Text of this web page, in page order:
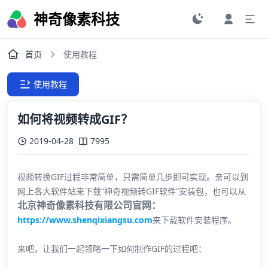
神奇像素科技
首页 使用教程
使用教程
如何将视频转成GIF？
2019-04-28 7995
视频转换GIF过程非常简单，只需简单几步即可实现。亲可以到
网上各大软件站来下载“神奇视频转GIF软件”安装包，也可以从
北京神奇像素科技有限公司官网：
https://www.shenqixiangsu.com来下载软件安装程序。
来吧，让我们一起领略一下如何制作GIF的过程吧：